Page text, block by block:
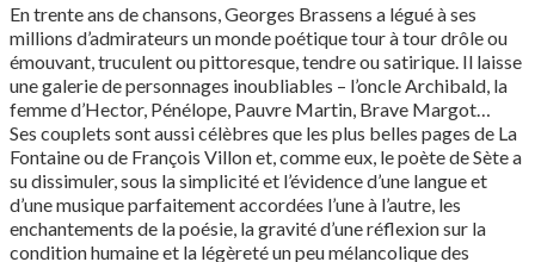
En trente ans de chansons, Georges Brassens a légué à ses
millions d’admirateurs un monde poétique tour à tour drôle ou
émouvant, truculent ou pittoresque, tendre ou satirique. Il laisse
une galerie de personnages inoubliables – l’oncle Archibald, la
femme d’Hector, Pénélope, Pauvre Martin, Brave Margot…
Ses couplets sont aussi célèbres que les plus belles pages de La
Fontaine ou de François Villon et, comme eux, le poète de Sète a
su dissimuler, sous la simplicité et l’évidence d’une langue et
d’une musique parfaitement accordées l’une à l’autre, les
enchantements de la poésie, la gravité d’une réflexion sur la
condition humaine et la légèreté un peu mélancolique des